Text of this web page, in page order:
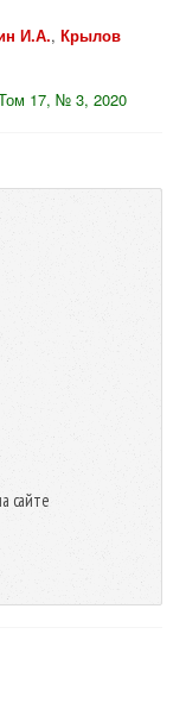
И.А., Крылов
Том 17, № 3, 2020
сайте